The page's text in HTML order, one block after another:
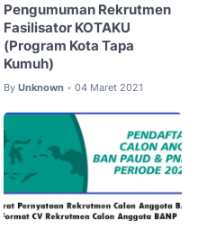
Pengumuman Rekrutmen
Fasilisator KOTAKU
(Program Kota Tapa
Kumuh)
By Unknown • 04 Maret 2021